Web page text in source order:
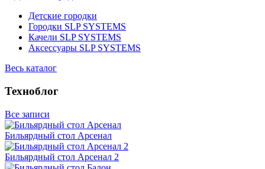
Детские городки
Городки SLP SYSTEMS
Качели SLP SYSTEMS
Аксессуары SLP SYSTEMS
Весь каталог
Техноблог
Все записи
Бильярдный стол Арсенал
Бильярдный стол Арсенал 2